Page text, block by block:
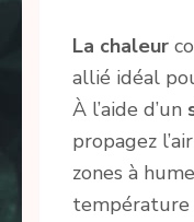
La chaleur
allié idéal
À l’aide d’un
propagez
zones à
température